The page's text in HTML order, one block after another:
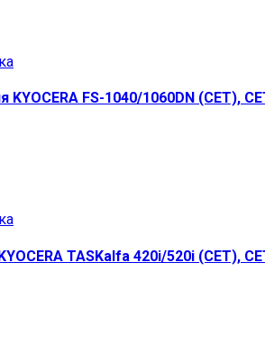
FS-1040/1060DN (CET),
TASKalfa 420i/520i (CET),